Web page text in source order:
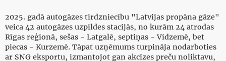
2025. gadā autogāzes tirdzniecību "Latvijas propāna gāze"
veica 42 autogāzes uzpildes stacijās, no kurām 24 atrodas
Rīgas reģionā, sešas - Latgalē, septiņas - Vidzemē, bet
piecas - Kurzemē. Tāpat uzņēmums turpināja nodarboties
ar SNG eksportu, izmantojot gan akcīzes preču noliktavu,